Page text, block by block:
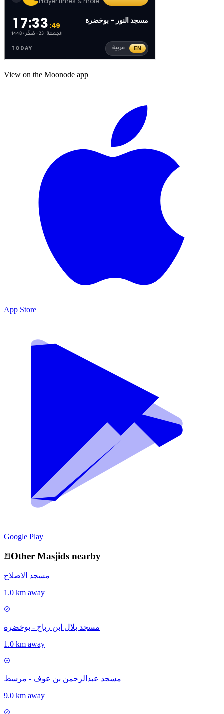
View on the Moonode app
App Store
Google Play
Other Masjids nearby
مسجد الاصلاح
1.0 km away
مسجد بلال ابن رباح - بوخضرة
1.0 km away
مسجد عبدالرحمن بن عوف - مرسط
9.0 km away